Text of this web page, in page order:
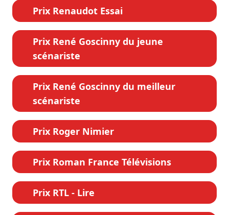
Prix Renaudot Essai
Prix René Goscinny du jeune
scénariste
Prix René Goscinny du meilleur
scénariste
Prix Roger Nimier
Prix Roman France Télévisions
Prix RTL - Lire